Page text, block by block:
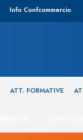
Info Confcommercio
ATT. FORMATIVE